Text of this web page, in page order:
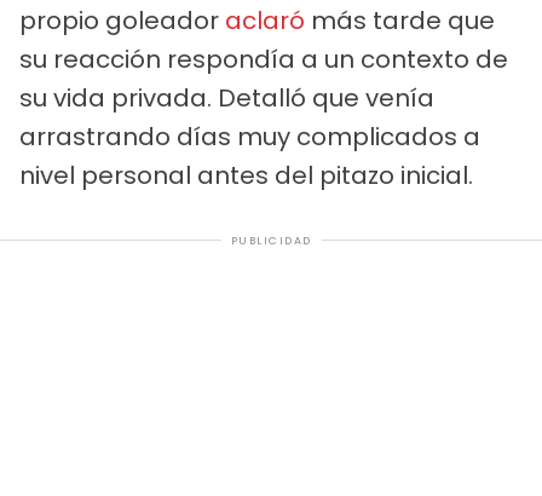
propio goleador aclaró más tarde que
su reacción respondía a un contexto de
su vida privada. Detalló que venía
arrastrando días muy complicados a
nivel personal antes del pitazo inicial.
PUBLICIDAD